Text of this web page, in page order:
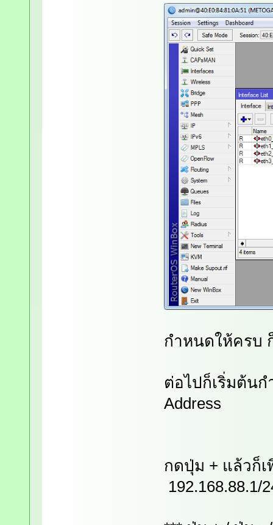
กำหนดให้ครบ
ต่อไปก็เริ่มต้น
Address
กดปุ่ม + แล้วก็
192.168.88.1/